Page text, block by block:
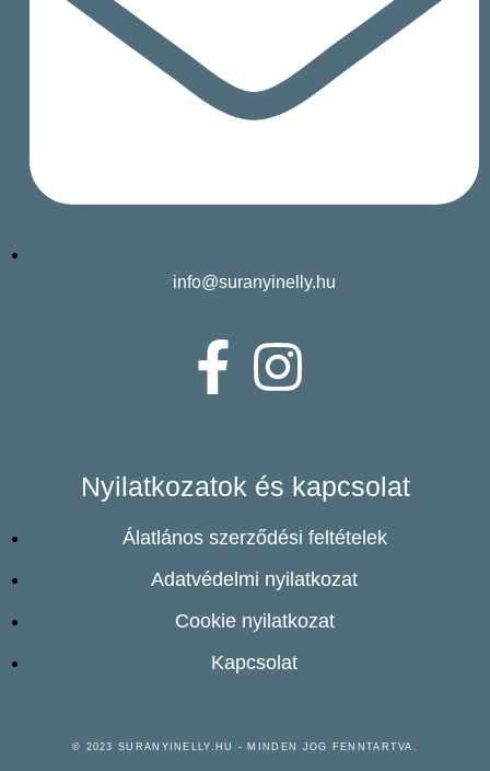
info@suranyinelly.hu
Nyilatkozatok és kapcsolat
Álatlános szerződési feltételek
Adatvédelmi nyilatkozat
Cookie nyilatkozat
Kapcsolat
© 2023 SURANYINELLY.HU - MINDEN JOG FENNTARTVA.